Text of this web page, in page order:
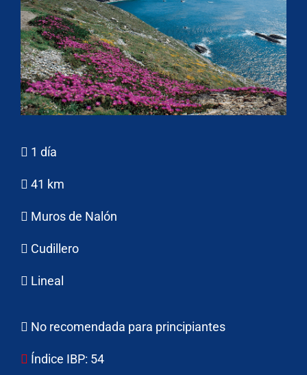
1 día
41 km
Muros de Nalón
Cudillero
Lineal
No recomendada para principiantes
Índice IBP: 54